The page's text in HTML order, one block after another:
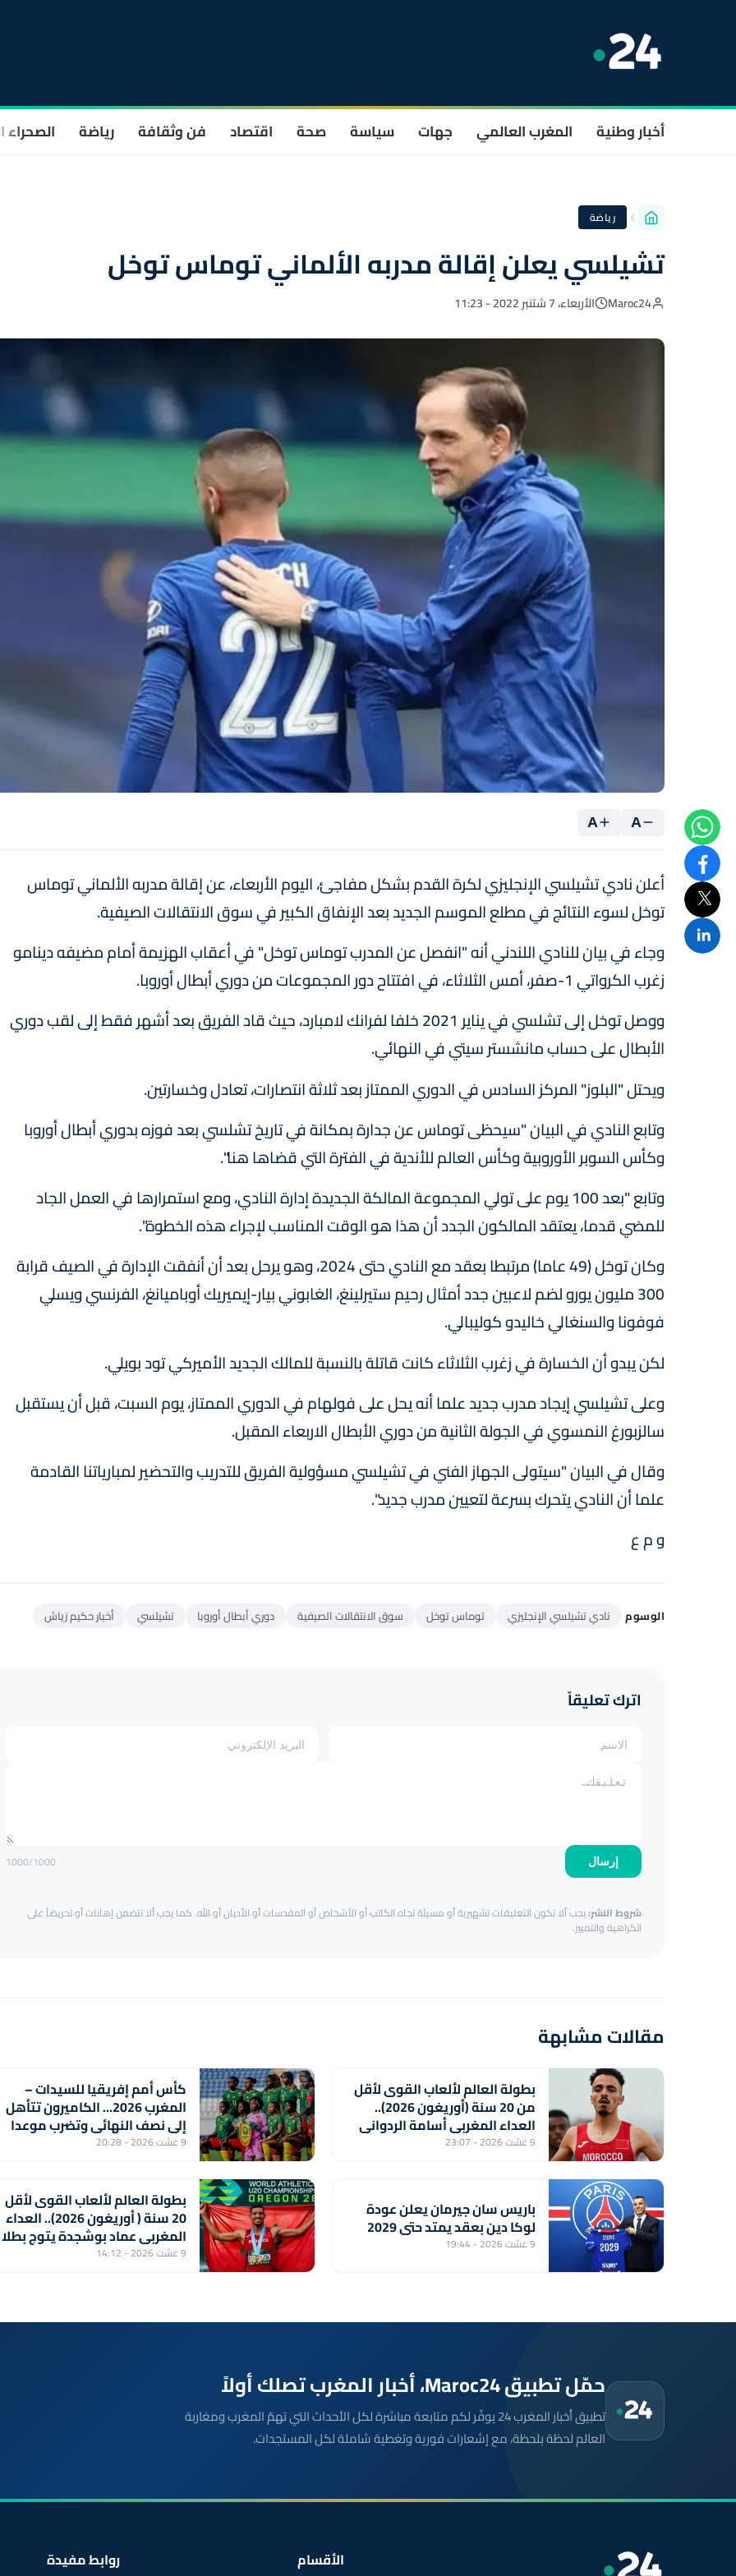
أخبار وطنية المغرب العالمي جهات سياسة صحة اقتصاد فن وثقافة رياضة الصحراء
رياضة
تشيلسي يعلن إقالة مدربه الألماني توماس توخل
Maroc24 الأربعاء، 7 شتنبر 2022 - 11:23
A
A
أعلن نادي تشيلسي الإنجليزي لكرة القدم بشكل مفاجئ، اليوم الأربعاء، عن إقالة مدربه الألماني توماس
توخل لسوء النتائج في مطلع الموسم الجديد بعد الإنفاق الكبير في سوق الانتقالات الصيفية.
وجاء في بيان للنادي اللندني أنه "انفصل عن المدرب توماس توخل" في أعقاب الهزيمة أمام مضيفه دينامو
زغرب الكرواتي 1-صفر، أمس الثلاثاء، في افتتاح دور المجموعات من دوري أبطال أوروبا.
ووصل توخل إلى تشلسي في يناير 2021 خلفا لفرانك لامبارد، حيث قاد الفريق بعد أشهر فقط إلى لقب دوري
الأبطال على حساب مانشستر سيتي في النهائي.
ويحتل "البلوز" المركز السادس في الدوري الممتاز بعد ثلاثة انتصارات، تعادل وخسارتين.
وتابع النادي في البيان "سيحظى توماس عن جدارة بمكانة في تاريخ تشلسي بعد فوزه بدوري أبطال أوروبا
وكأس السوبر الأوروبية وكأس العالم للأندية في الفترة التي قضاها هنا".
وتابع "بعد 100 يوم على تولي المجموعة المالكة الجديدة إدارة النادي، ومع استمرارها في العمل الجاد
للمضي قدما، يعتقد المالكون الجدد أن هذا هو الوقت المناسب لإجراء هذه الخطوة".
وكان توخل (49 عاما) مرتبطا بعقد مع النادي حتى 2024، وهو يرحل بعد أن أنفقت الإدارة في الصيف قرابة
300 مليون يورو لضم لاعبين جدد أمثال رحيم ستيرلينغ، الغابوني بيار-إيميريك أوباميانغ، الفرنسي ويسلي
فوفونا والسنغالي خاليدو كوليبالي.
لكن يبدو أن الخسارة في زغرب الثلاثاء كانت قاتلة بالنسبة للمالك الجديد الأميركي تود بويلي.
وعلى تشيلسي إيجاد مدرب جديد علما أنه يحل على فولهام في الدوري الممتاز، يوم السبت، قبل أن يستقبل
سالزبورغ النمسوي في الجولة الثانية من دوري الأبطال الاربعاء المقبل.
وقال في البيان "سيتولى الجهاز الفني في تشيلسي مسؤولية الفريق للتدريب والتحضير لمبارياتنا القادمة
علما أن النادي يتحرك بسرعة لتعيين مدرب جديد".
و م ع
الوسوم نادي تشيلسي الإنجليزي توماس توخل سوق الانتقالات الصيفية دوري أبطال أوروبا تشيلسي أخبار حكيم زياش
اترك تعليقاً
إرسال 1000/1000
شروط النشر:يجب ألا تكون التعليقات تشهيرية أو مسيئة تجاه الكاتب أو الأشخاص أو المقدسات أو الأديان أو الله. كما يجب ألا تتضمن إهانات أو تحريضاً على
الكراهية والتمييز.
مقالات مشابهة
بطولة العالم لألعاب القوى لأقل
من 20 سنة (أوريغون 2026)..
العداء المغربي أسامة الردواني
يحرز برونزية سباق 1500 متر
9 غشت 2026 - 23:07
كأس أمم إفريقيا للسيدات –
المغرب 2026... الكاميرون تتأهل
إلى نصف النهائي وتضرب موعدا
مع المنتخب المغربي
9 غشت 2026 - 20:28
باريس سان جيرمان يعلن عودة
لوكا دين بعقد يمتد حتى 2029
9 غشت 2026 - 19:44
بطولة العالم لألعاب القوى لأقل
20 سنة ( أوريغون 2026).. العداء
المغربي عماد بوشجدة يتوج بطلا
للعالم في سباق 800 متر
9 غشت 2026 - 14:12
حمّل تطبيق Maroc24، أخبار المغرب تصلك أولاً
تطبيق أخبار المغرب 24 يوفّر لكم متابعة مباشرة لكل الأحداث التي تهمّ المغرب ومغاربة
العالم لحظة بلحظة، مع إشعارات فورية وتغطية شاملة لكل المستجدات.
الأقسام روابط مفيدة